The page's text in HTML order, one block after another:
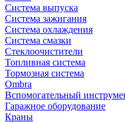
Система выпуска
Система зажигания
Система охлаждения
Система смазки
Стеклоочистители
Топливная система
Тормозная система
Ombra
Вспомогательный
Гаражное оборудование
Краны